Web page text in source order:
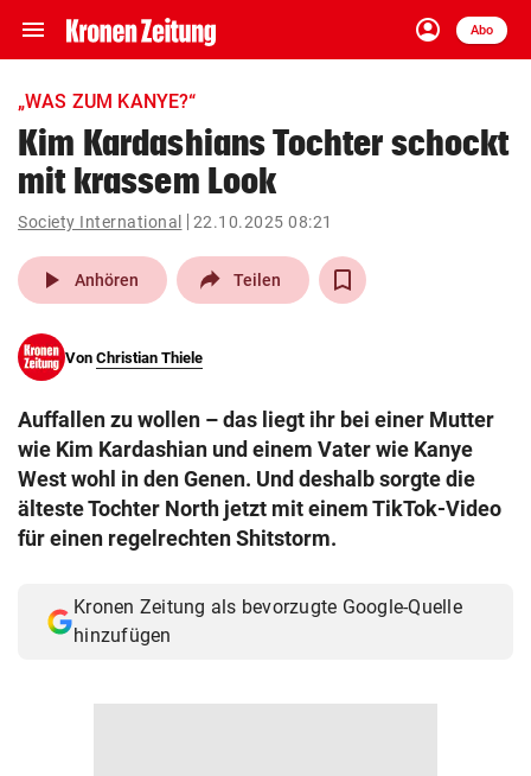
menu Navigation
ein-/ausklappen
account_circle
Anmelden
Abo
close Schließen
account_circle Anmelden
pin_drop
Wien arrow_right
search
eingeben
© Krone Multimedia GmbH & Co KG 2026
„WAS ZUM KANYE?“
Kim Kardashians Tochter schockt
mit krassem Look
Society International 22.10.2025 08:21
play_arrow Anhören Teilen
Von Christian Thiele
Auffallen zu wollen – das liegt ihr bei einer Mutter
wie Kim Kardashian und einem Vater wie Kanye
West wohl in den Genen. Und deshalb sorgte die
älteste Tochter North jetzt mit einem TikTok-Video
für einen regelrechten Shitstorm.
Kronen Zeitung als bevorzugte Google-Quelle
hinzufügen